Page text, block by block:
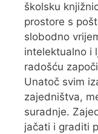
školsku
prostore s
slobodno
intelektualno i
radošću
Unatoč svim
zajedništva,
suradnje.
jačati i graditi